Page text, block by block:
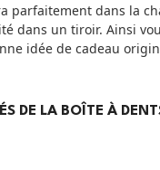
parfaitement dans la
dans un tiroir. Ainsi
idée de cadeau
DE LA BOÎTE À